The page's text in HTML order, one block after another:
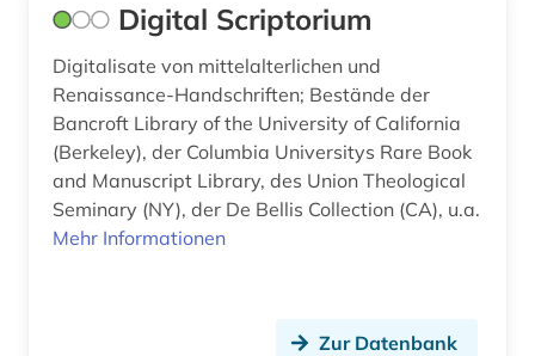
Digital Scriptorium
Digitalisate von mittelalterlichen und
Renaissance-Handschriften; Bestände der
Bancroft Library of the University of California
(Berkeley), der Columbia Universitys Rare Book
and Manuscript Library, des Union Theological
Seminary (NY), der De Bellis Collection (CA), u.a.
Mehr Informationen
Zur Datenbank